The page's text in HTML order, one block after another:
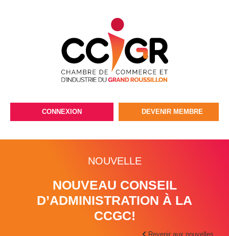
CONNEXION DEVENIR MEMBRE
NOUVELLE
NOUVEAU CONSEIL
D’ADMINISTRATION À LA
CCGC!
Revenir aux nouvelles